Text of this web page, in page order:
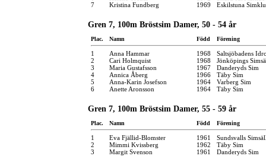
7
Kristina Fundberg 1969 Eskilstuna
Gren 7, 100m Bröstsim Damer, 50 - 54 år
Plac. Namn Född Förening
1 Anna Hammar 1968
Saltsjöbadens
2
Cari Holmquist 1968
Jönköpings
3
Maria Gustafsson 1967
Danderyds Sim
4
Annica Åberg 1966
Täby Sim
5
Anna-Karin Josefson 1964
Varberg Sim
6
Anette Aronsson 1964 Täby Sim
Gren 7, 100m Bröstsim Damer, 55 - 59 år
Plac. Namn Född Förening
1 Eva Fjällid-Blomster 1961
Sundsvalls
2
Mimmi Kvissberg 1962
Täby Sim
3
Margit Svenson 1961 Danderyds Sim